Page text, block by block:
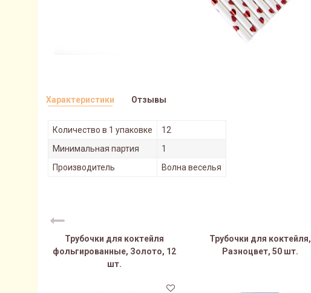
Характеристики
Количество в 1 упаковке
12
Минимальная партия
1
Производитель
Волна веселья
Отзывы
Трубочки для коктейля
фольгированные, Золото, 12
шт.
Трубочки для коктейля,
Разноцвет, 50 шт.